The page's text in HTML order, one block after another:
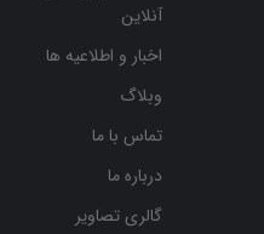
آنلاین
اخبار و اطلاعیه ها
وبلاگ
تماس با ما
درباره ما
گالری تصاویر